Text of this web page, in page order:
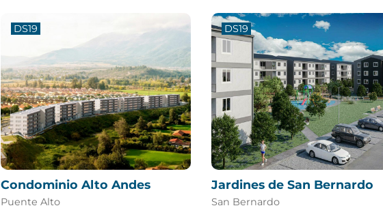
DS19
Condominio Alto Andes
Puente Alto
DS19
Jardines de San Bernardo
San Bernardo